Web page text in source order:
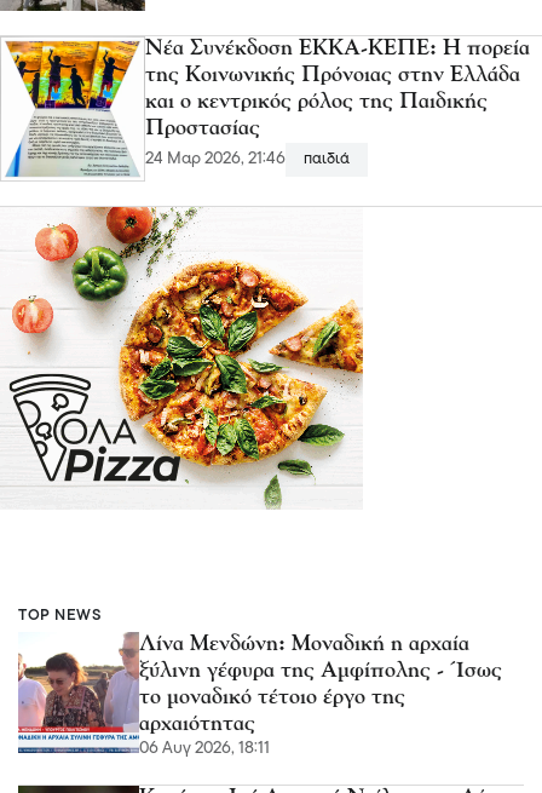
Νέα Συνέκδοση ΕΚΚΑ-ΚΕΠΕ: Η πορεία
της Κοινωνικής Πρόνοιας στην Ελλάδα
και ο κεντρικός ρόλος της Παιδικής
Προστασίας
24 Μαρ 2026, 21:46 παιδιά
TOP NEWS
Λίνα Μενδώνη: Μοναδική η αρχαία
ξύλινη γέφυρα της Αμφίπολης - Ίσως
το μοναδικό τέτοιο έργο της
αρχαιότητας
06 Αυγ 2026, 18:11